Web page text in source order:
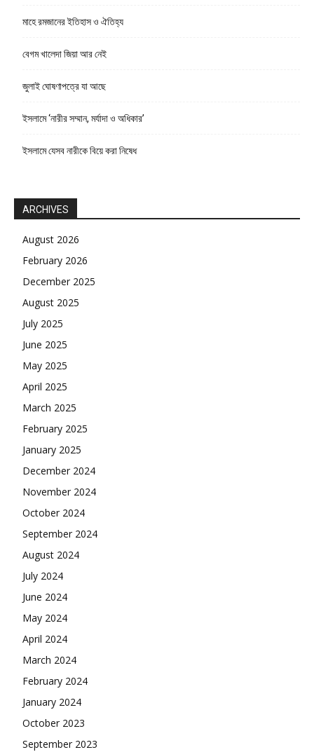
মাহে রমজানের ইতিহাস ও ঐতিহ্য
বেগম খালেদা জিয়া আর নেই
জুলাই ঘোষণাপত্রে যা আছে
ইসলামে ‘নারীর সম্মান, মর্যাদা ও অধিকার’
ইসলামে যেসব নারীকে বিয়ে করা নিষেধ
ARCHIVES
August 2026
February 2026
December 2025
August 2025
July 2025
June 2025
May 2025
April 2025
March 2025
February 2025
January 2025
December 2024
November 2024
October 2024
September 2024
August 2024
July 2024
June 2024
May 2024
April 2024
March 2024
February 2024
January 2024
October 2023
September 2023